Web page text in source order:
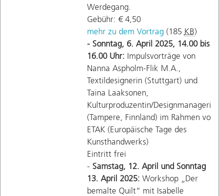
Werdegang.
Gebühr: € 4,50
mehr zu dem Vortrag(185 KB)
- Sonntag, 6. April 2025, 14.00 bis
16.00 Uhr: Impulsvorträge von
Nanna Aspholm-Flik M.A.,
Textildesignerin (Stuttgart) und
Taina Laaksonen,
Kulturproduzentin/Designmanagerin
(Tampere, Finnland) im Rahmen von
ETAK (Europäische Tage des
Kunsthandwerks)
Eintritt frei
- Samstag, 12. April und Sonntag
13. April 2025: Workshop „Der
bemalte Quilt“ mit Isabelle